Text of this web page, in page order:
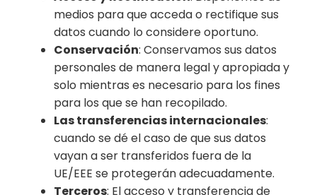
medios para que acceda o rectifique sus
datos cuando lo considere oportuno.
Conservación: Conservamos sus datos
personales de manera legal y apropiada y
solo mientras es necesario para los fines
para los que se han recopilado.
Las transferencias internacionales:
cuando se dé el caso de que sus datos
vayan a ser transferidos fuera de la
UE/EEE se protegerán adecuadamente.
Terceros: El acceso y transferencia de